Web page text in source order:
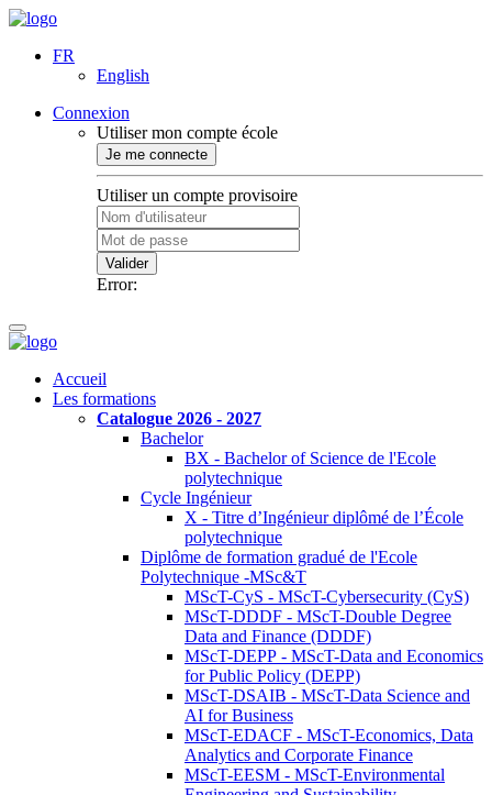
FR
English
Connexion
Utiliser mon compte école
Je me connecte
Utiliser un compte provisoire
Valider
Error:
Accueil
Les formations
Catalogue 2026 - 2027
Bachelor
BX - Bachelor of Science de l'Ecole
polytechnique
Cycle Ingénieur
X - Titre d’Ingénieur diplômé de l’École
polytechnique
Diplôme de formation gradué de l'Ecole
Polytechnique -MSc&T
MScT-CyS - MScT-Cybersecurity (CyS)
MScT-DDDF - MScT-Double Degree
Data and Finance (DDDF)
MScT-DEPP - MScT-Data and Economics
for Public Policy (DEPP)
MScT-DSAIB - MScT-Data Science and
AI for Business
MScT-EDACF - MScT-Economics, Data
Analytics and Corporate Finance
MScT-EESM - MScT-Environmental